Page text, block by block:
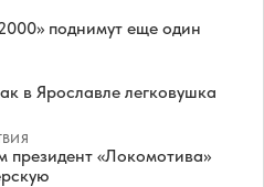
поднимут еще один
в Ярославле легковушка
президент «Локомотива»